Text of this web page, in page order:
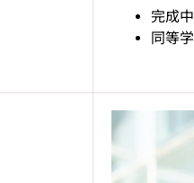
完成
同等